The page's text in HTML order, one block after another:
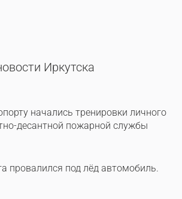
Иркутска
начались тренировки личного
десантной пожарной службы
провалился под лёд автомобиль.